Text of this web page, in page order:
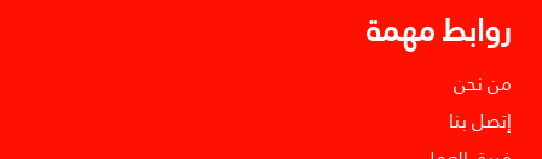
روابط مهمة
من نحن
إتصل بنا